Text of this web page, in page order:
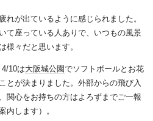
が出ているように感じられました。
て座っている人ありで、いつもの風景
様々だと思います。
4/10は大阪城公園でソフトボールとお花
とが決まりました。外部からの飛び入
関心をお持ちの方はよろずまでご一報
内します）。